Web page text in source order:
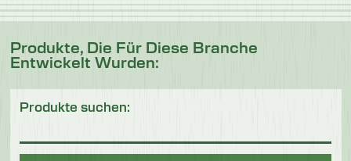
Produkte, Die Für Diese Branche
Entwickelt Wurden:
Produkte suchen: